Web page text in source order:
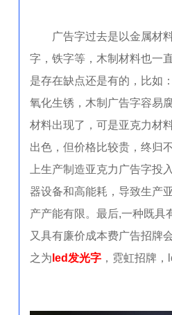
广告字过去是以金属材
字，铁字等，木制材料也一
是存在缺点还是有的，比如
氧化生锈，木制广告字容易
材料出现了，可是亚克力材
出色，但价格比较贵，终归
上生产制造亚克力广告字投
器设备和高能耗，导致生产
产产能有限。最后,一种既具
又具有廉价成本费广告招
之为 led发光字 ，霓虹招牌，